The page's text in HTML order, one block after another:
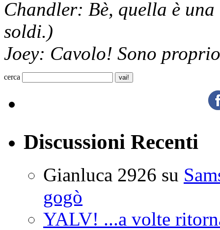
Chandler: Bè, quella è
soldi.)
Joey: Cavolo! Sono
cerca
Discussioni Recenti
Gianluca 2926 su
gogò
YALV! ...a volte